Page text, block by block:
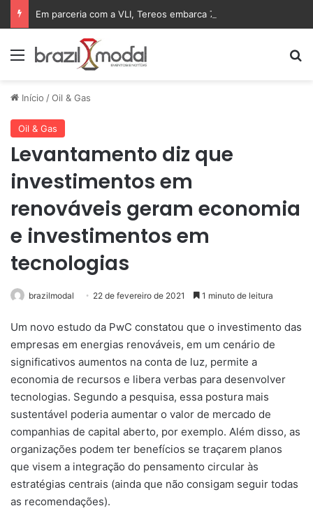
Menu
Início /Oil & Gas
Oil & Gas
Levantamento diz que
investimentos em
renováveis geram economia
e investimentos em
tecnologias
brazilmodal 22 de fevereiro de 2021 1 minuto de leitura
Um novo estudo da PwC constatou que o investimento das
empresas em energias renováveis, em um cenário de
significativos aumentos na conta de luz, permite a
economia de recursos e libera verbas para desenvolver
tecnologias. Segundo a pesquisa, essa postura mais
sustentável poderia aumentar o valor de mercado de
companhias de capital aberto, por exemplo. Além disso, as
organizações podem ter benefícios se traçarem planos
que visem a integração do pensamento circular às
estratégias centrais (ainda que não consigam seguir todas
as recomendações).